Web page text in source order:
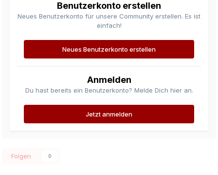
Benutzerkonto erstellen
Neues Benutzerkonto für unsere Community erstellen. Es ist
einfach!
Neues Benutzerkonto erstellen
Anmelden
Du hast bereits ein Benutzerkonto? Melde Dich hier an.
Jetzt anmelden
Folgen 0